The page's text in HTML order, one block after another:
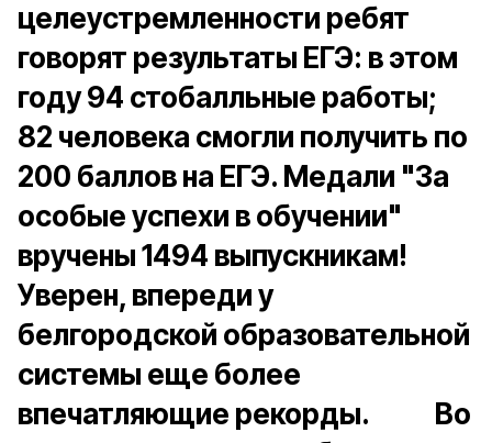
целеустремленности ребят
говорят результаты ЕГЭ: в этом
году 94 стобалльные работы;
82 человека смогли получить по
200 баллов на ЕГЭ. Медали "За
особые успехи в обучении"
вручены 1494 выпускникам!
Уверен, впереди у
белгородской образовательной
системы еще более
впечатляющие рекорды. Во